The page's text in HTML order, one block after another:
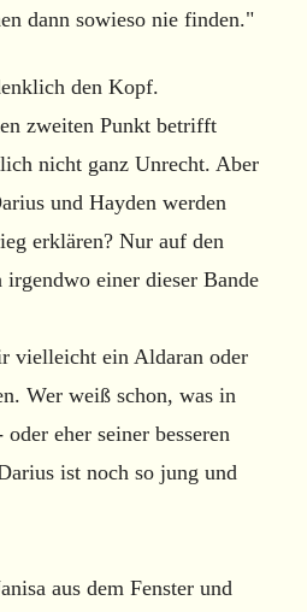
dann sowieso nie finden."
den Kopf.
zweiten Punkt betrifft
nicht ganz Unrecht. Aber
und Hayden werden
erklären? Nur auf den
irgendwo einer dieser Bande
vielleicht ein Aldaran oder
Wer weiß schon, was in
eher seiner besseren
ist noch so jung und
aus dem Fenster und